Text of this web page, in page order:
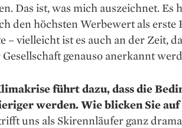
Das ist, was mich auszeichnet. Es
den höchsten Werbewert als
– vielleicht ist es auch an der Zeit,
genauso anerkannt
führt dazu, dass die
werden. Wie blicken Sie auf
uns als Skirennläufer ganz